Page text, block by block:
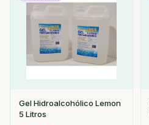
Gel Hidroalcohólico Lemon
5 Litros